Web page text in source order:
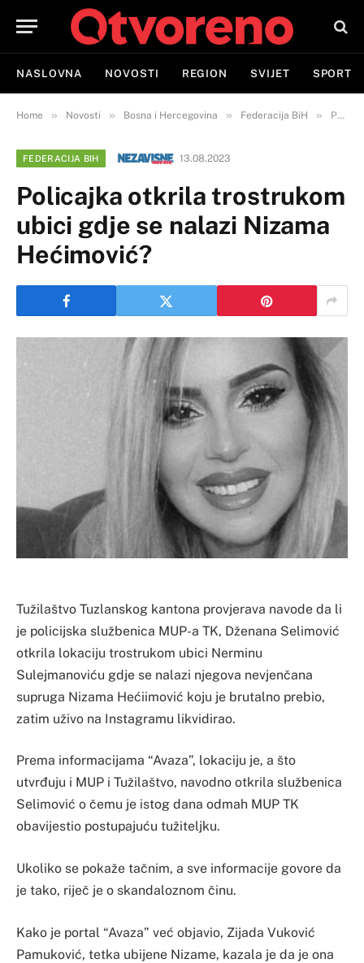
NASLOVNA NOVOSTI REGION SVIJET SPORT
Home » Novosti » Bosna i Hercegovina » Federacija BiH » Policajka otkrila trostrukom ubici gdje se nalazi Nizama Hećimović?
FEDERACIJA BIH 13.08.2023
Policajka otkrila trostrukom
ubici gdje se nalazi Nizama
Hećimović?
Tužilaštvo Tuzlanskog kantona provjerava navode da li
je policijska službenica MUP-a TK, Dženana Selimović
otkrila lokaciju trostrukom ubici Nerminu
Sulejmanoviću gdje se nalazi njegova nevjenčana
supruga Nizama Hećiimović koju je brutalno prebio,
zatim uživo na Instagramu likvidirao.
Prema informacijama “Avaza”, lokaciju je, a što
utvrđuju i MUP i Tužilaštvo, navodno otkrila službenica
Selimović o čemu je istog dana odmah MUP TK
obavijestio postupajuću tužiteljku.
Ukoliko se pokaže tačnim, a sve informacije govore da
je tako, riječ je o skandaloznom činu.
Kako je portal “Avaza” već objavio, Zijada Vuković
Pamuković, tetka ubijene Nizame, kazala je da je ona